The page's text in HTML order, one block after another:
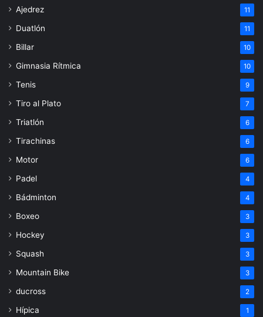
Ajedrez 11
Duatlón 11
Billar 10
Gimnasia Rítmica 10
Tenis 9
Tiro al Plato 7
Triatlón 6
Tirachinas 6
Motor 6
Padel 4
Bádminton 4
Boxeo 3
Hockey 3
Squash 3
Mountain Bike 3
ducross 2
Hípica 1